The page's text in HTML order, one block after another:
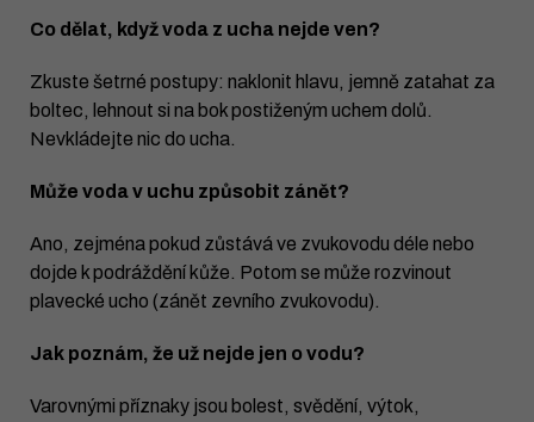
Co dělat, když voda z ucha nejde ven?
Zkuste šetrné postupy: naklonit hlavu, jemně zatahat za
boltec, lehnout si na bok postiženým uchem dolů.
Nevkládejte nic do ucha.
Může voda v uchu způsobit zánět?
Ano, zejména pokud zůstává ve zvukovodu déle nebo
dojde k podráždění kůže. Potom se může rozvinout
plavecké ucho (zánět zevního zvukovodu).
Jak poznám, že už nejde jen o vodu?
Varovnými příznaky jsou bolest, svědění, výtok,